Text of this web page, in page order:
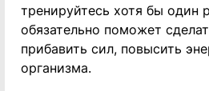
тренируйтесь хотя бы один
обязательно поможет
прибавить сил, повысить
организма.